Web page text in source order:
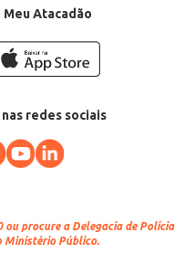
Atacadão
redes sociais
ou procure a Delegacia de Polícia
Ministério Público.